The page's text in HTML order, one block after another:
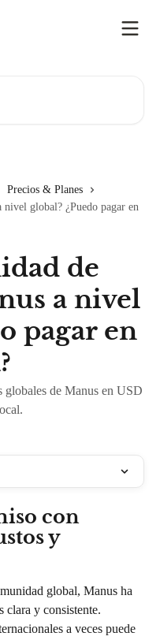
Precios & Planes
nivel global? ¿Puedo pagar en
de
a nivel
pagar en
globales de Manus en USD
con
y
global, Manus ha
clara y consistente.
a veces puede